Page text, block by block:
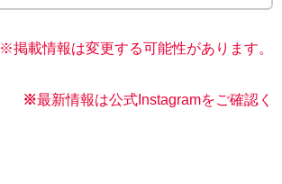
※掲載情報は変更する可能性があります。
※最新情報は公式Instagramをご確認く